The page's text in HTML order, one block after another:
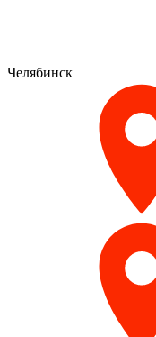
Челябинск